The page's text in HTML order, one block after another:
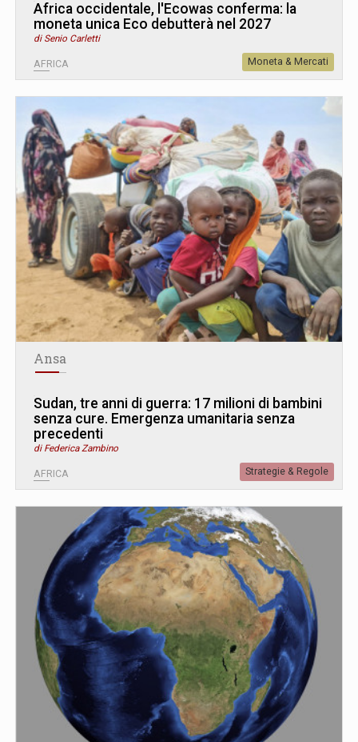
Africa occidentale, l'Ecowas conferma: la
moneta unica Eco debutterà nel 2027
di Senio Carletti
AFRICA Moneta & Mercati
Ansa
Sudan, tre anni di guerra: 17 milioni di bambini
senza cure. Emergenza umanitaria senza
precedenti
di Federica Zambino
AFRICA Strategie & Regole